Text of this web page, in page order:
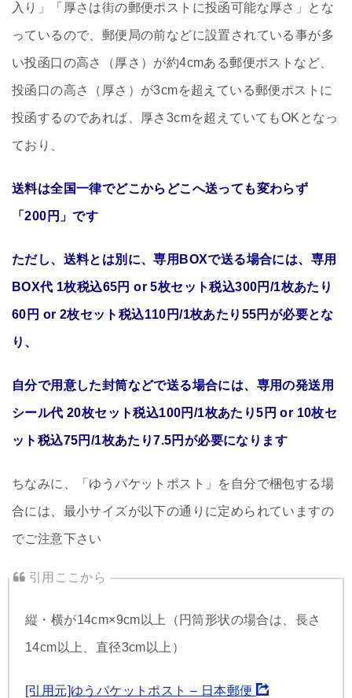
入り」「厚さは街の郵便ポストに投函可能な厚さ」とな
っているので、郵便局の前などに設置されている事が多
い投函口の高さ（厚さ）が約4cmある郵便ポストなど、
投函口の高さ（厚さ）が3cmを超えている郵便ポストに
投函するのであれば、厚さ3cmを超えていてもOKとなっ
ており、
送料は全国一律でどこからどこへ送っても変わらず
「200円」です
ただし、送料とは別に、専用BOXで送る場合には、専用
BOX代 1枚税込65円 or 5枚セット税込300円/1枚あたり
60円 or 2枚セット税込110円/1枚あたり55円が必要とな
り、
自分で用意した封筒などで送る場合には、専用の発送用
シール代 20枚セット税込100円/1枚あたり5円 or 10枚セ
ット税込75円/1枚あたり7.5円が必要になります
ちなみに、「ゆうパケットポスト」を自分で梱包する場
合には、最小サイズが以下の通りに定められていますの
でご注意下さい
縦・横が14cm×9cm以上（円筒形状の場合は、長さ
14cm以上、直径3cm以上）
[引用元]ゆうパケットポスト – 日本郵便